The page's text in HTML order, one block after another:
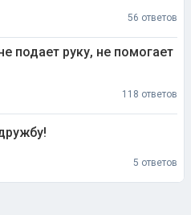
56 ответов
подает руку, не помогает
118 ответов
5 ответов